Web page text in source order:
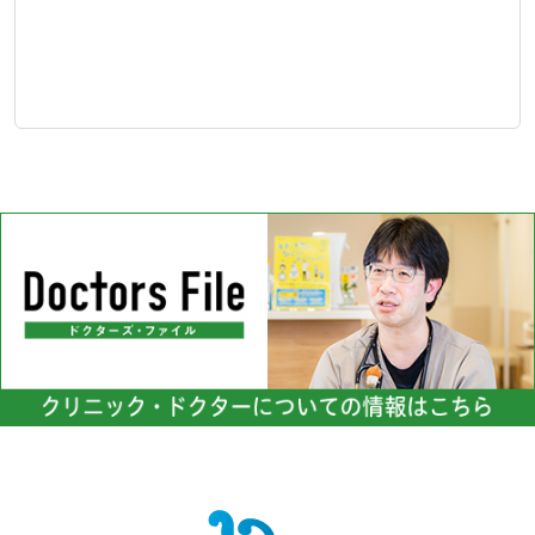
服薬を使用して症状の安定を
切にしています。
トロールに取り組んでいま
す。将来の健康を維持するた
めには、適切な対策が不可欠
です。健康管理をサポートす
ることを大切にしています。